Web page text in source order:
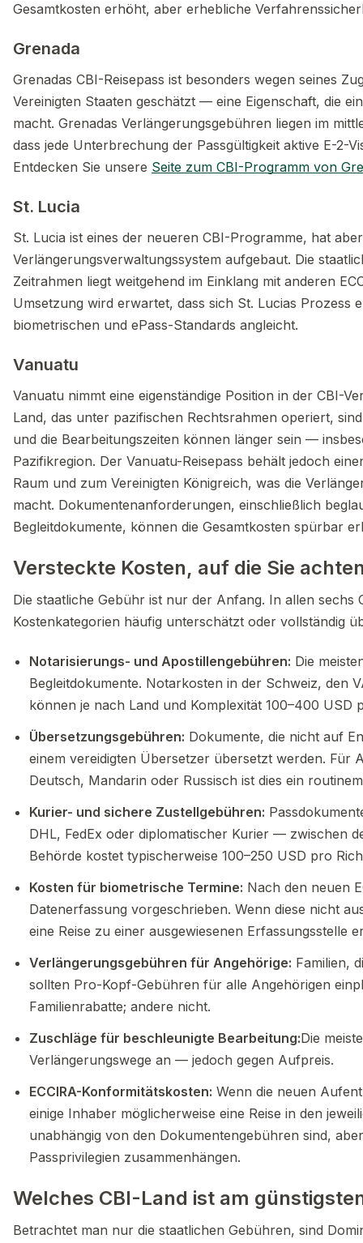
Gesamtkosten erhöht, aber erhebliche
Grenada
Grenadas CBI-Reisepass ist besonders wegen seines
Vereinigten Staaten geschätzt — eine Eigenschaft, die
macht. Grenadas Verlängerungsgebühren liegen im
dass jede Unterbrechung der Passgültigkeit aktive E-2-
Entdecken Sie unsere Seite zum CBI-Programm von
St. Lucia
St. Lucia ist eines der neueren CBI-Programme, hat
Verlängerungsverwaltungssystem aufgebaut. Die
Zeitrahmen liegt weitgehend im Einklang mit anderen
Umsetzung wird erwartet, dass sich St. Lucias Prozess
biometrischen und ePass-Standards angleicht.
Vanuatu
Vanuatu nimmt eine eigenständige Position in der CBI-
Land, das unter pazifischen Rechtsrahmen operiert,
und die Bearbeitungszeiten können länger sein —
Pazifikregion. Der Vanuatu-Reisepass behält jedoch
Raum und zum Vereinigten Königreich, was die
macht. Dokumentenanforderungen, einschließlich
Begleitdokumente, können die Gesamtkosten spürbar
Versteckte Kosten, auf die Sie
Die staatliche Gebühr ist nur der Anfang. In allen sechs
Kostenkategorien häufig unterschätzt oder vollständig
Notarisierungs- und Apostillengebühren: Die
Begleitdokumente. Notarkosten in der Schweiz, den
können je nach Land und Komplexität 100–400 USD
Übersetzungsgebühren: Dokumente, die nicht auf
einem vereidigten Übersetzer übersetzt werden. Für
Deutsch, Mandarin oder Russisch ist dies ein
Kurier- und sichere Zustellgebühren:
DHL, FedEx oder diplomatischer Kurier — zwischen
Behörde kostet typischerweise 100–250 USD pro
Kosten für biometrische Termine: Nach den neuen
Datenerfassung vorgeschrieben. Wenn diese nicht
eine Reise zu einer ausgewiesenen Erfassungsstelle
Verlängerungsgebühren für Angehörige: Familien,
sollten Pro-Kopf-Gebühren für alle Angehörigen
Familienrabatte; andere nicht.
Zuschläge für beschleunigte Bearbeitung:Die
Verlängerungswege an — jedoch gegen Aufpreis.
ECCIRA-Konformitätskosten: Wenn die neuen
einige Inhaber möglicherweise eine Reise in den
unabhängig von den Dokumentengebühren sind,
Passprivilegien zusammenhängen.
Welches CBI-Land ist am
Betrachtet man nur die staatlichen Gebühren, sind